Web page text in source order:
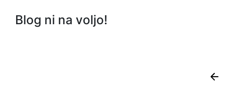
Blog ni na voljo!